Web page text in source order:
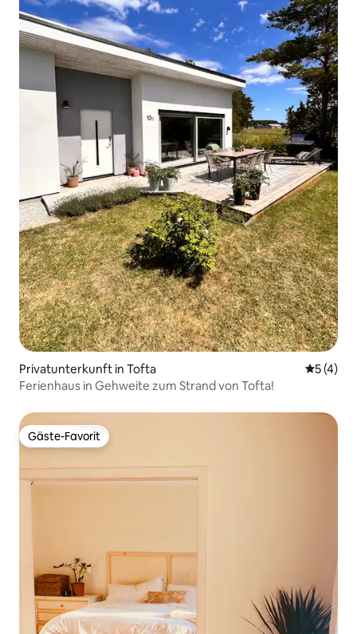
Privatunterkunft in Tofta
5 (4)
Ferienhaus in Gehweite zum Strand von Tofta!
Gäste-Favorit
Gäste-Favorit